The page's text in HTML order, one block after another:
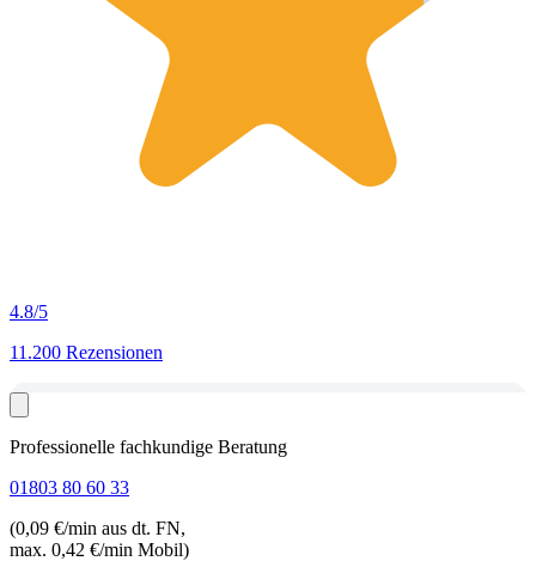
4.8/5
11.200 Rezensionen
Professionelle fachkundige Beratung
01803 80 60 33
(0,09 €/min aus dt. FN,
max. 0,42 €/min Mobil)